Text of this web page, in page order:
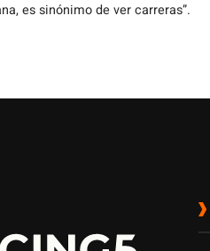
es sinónimo de ver carreras”.